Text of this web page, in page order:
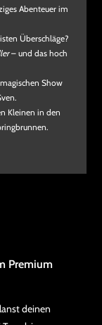
Abenteuer im
Überschläge?
– und das hoch
Show
Kleinen in den
Premium
deinen